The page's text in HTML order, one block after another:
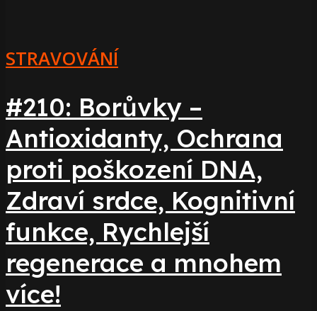
STRAVOVÁNÍ
#210: Borůvky –
Antioxidanty, Ochrana
proti poškození DNA,
Zdraví srdce, Kognitivní
funkce, Rychlejší
regenerace a mnohem
více!